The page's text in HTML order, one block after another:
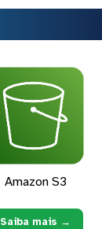
Amazon S3
Saiba mais →